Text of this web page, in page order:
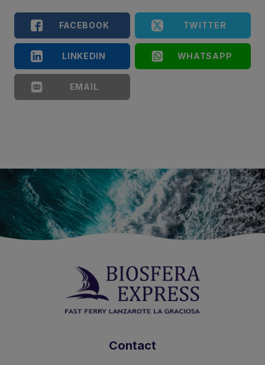
FACEBOOK TWITTER
LINKEDIN WHATSAPP
EMAIL
Contact